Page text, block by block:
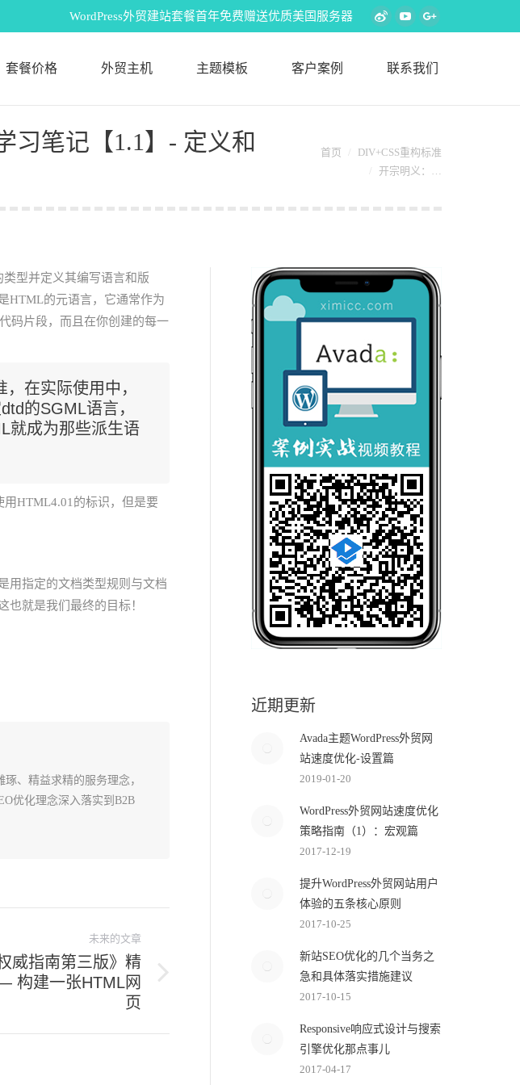
WordPress外贸建站套餐首年免费赠送优质美国服务器
WeiboYouTubeGoogle+
套餐价格 外贸主机 主题模板 客户案例 联系我们
习笔记【1.1】- 定义和
您在这里：首页
DIV+CSS重构标准
开宗明义：…
型并定义其编写语言和版
HTML的元语言，它通常作为
码片段，而且在你创建的每一
在实际使用中，
的SGML语言，
就成为那些派生语
用HTML4.01的标识，但是要
用指定的文档类型规则与文档
就是我们最终的目标！
、精益求精的服务理念，
优化理念深入落实到B2B
未来的文章
威指南第三版》精
构建一张HTML网
页
近期更新
Avada主题WordPress外贸网
站速度优化-设置篇
2019-01-20
WordPress外贸网站速度优化
策略指南（1）：宏观篇
2017-12-19
提升WordPress外贸网站用户
体验的五条核心原则
2017-10-25
新站SEO优化的几个当务之
急和具体落实措施建议
2017-10-15
Responsive响应式设计与搜索
引擎优化那点事儿
2017-04-17